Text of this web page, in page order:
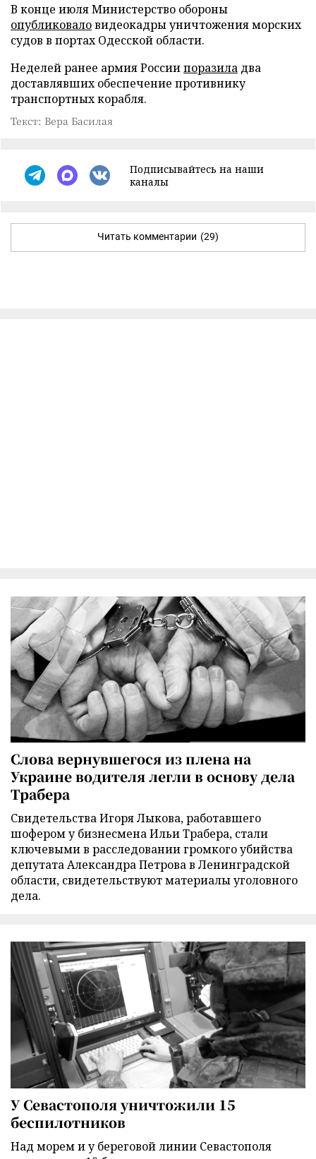
В конце июля Министерство обороны
опубликоваловидеокадры уничтожения морских
судов в портах Одесской области.
Неделей ранее армия Россиипоразила два
доставлявших обеспечение противнику
транспортных корабля.
Текст: Вера Басилая
Подписывайтесь на наши
каналы
Читать комментарии (29)
Слова вернувшегося из плена на
Украине водителя легли в основу дела
Трабера
Свидетельства Игоря Лыкова, работавшего
шофером у бизнесмена Ильи Трабера, стали
ключевыми в расследовании громкого убийства
депутата Александра Петрова в Ленинградской
области, свидетельствуют материалы уголовного
дела.
У Севастополя уничтожили 15
беспилотников
Над морем и у береговой линии Севастополя